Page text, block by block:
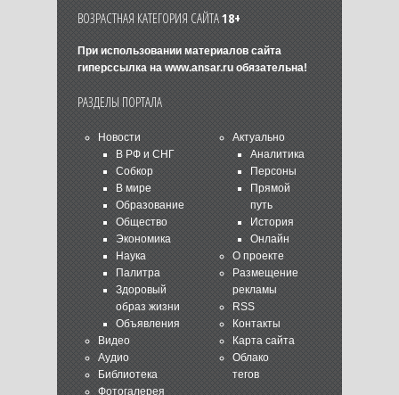
ВОЗРАСТНАЯ КАТЕГОРИЯ САЙТА18+
При использовании материалов сайта
гиперссылка на www.ansar.ruобязательна!
РАЗДЕЛЫ ПОРТАЛА
Новости
В РФ и СНГ
Собкор
В мире
Образование
Общество
Экономика
Наука
Палитра
Здоровый
образ жизни
Объявления
Видео
Аудио
Библиотека
Фотогалерея
Актуально
Аналитика
Персоны
Прямой
путь
История
Онлайн
О проекте
Размещение
рекламы
RSS
Контакты
Карта сайта
Облако
тегов